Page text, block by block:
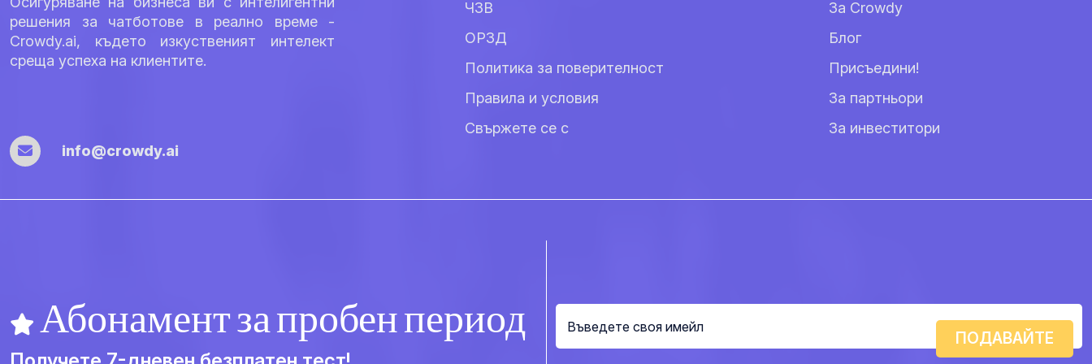
решения за чатботове в реално време -
Crowdy.ai, където изкуственият интелект
среща успеха на клиентите.
info@crowdy.ai
ЧЗВ
ОРЗД
Политика за поверителност
Правила и условия
Свържете се с
За Crowdy
Блог
Присъедини!
За партньори
За инвеститори
Абонамент за пробен период